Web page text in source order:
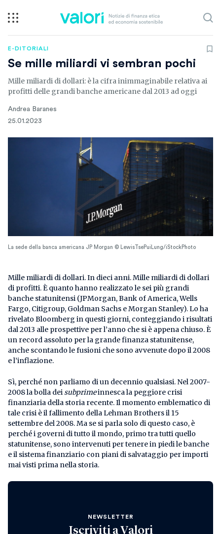
E-DITORIALI
Se mille miliardi vi sembran pochi
Mille miliardi di dollari: è la cifra inimmaginabile relativa ai
profitti delle grandi banche americane dal 2013 ad oggi
Andrea Baranes
25.01.2023
La sede della banca americana JP Morgan © LewisTsePuiLung/iStockPhoto
Mille miliardi di dollari. In dieci anni. Mille miliardi di dollari
di profitti. È quanto hanno realizzato le sei più grandi
banche statunitensi (JPMorgan, Bank of America, Wells
Fargo, Citigroup, Goldman Sachs e Morgan Stanley). Lo ha
rivelato Bloomberg in questi giorni, conteggiando i risultati
dal 2013 alle prospettive per l’anno che si è appena chiuso. È
un record assoluto per la grande finanza statunitense,
anche scontando le fusioni che sono avvenute dopo il 2008
e l’inflazione.
Sì, perché non parliamo di un decennio qualsiasi. Nel 2007-
2008 la bolla deisubprimeinnesca la peggiore crisi
finanziaria della storia recente. Il momento emblematico di
tale crisi è il fallimento della Lehman Brothers il 15
settembre del 2008. Ma se si parla solo di questo caso, è
perché i governi di tutto il mondo, primo tra tutti quello
statunitense, sono intervenuti per tenere in piedi le banche
e il sistema finanziario con piani di salvataggio per importi
mai visti prima nella storia.
NEWSLETTER
Iscriviti a Valori